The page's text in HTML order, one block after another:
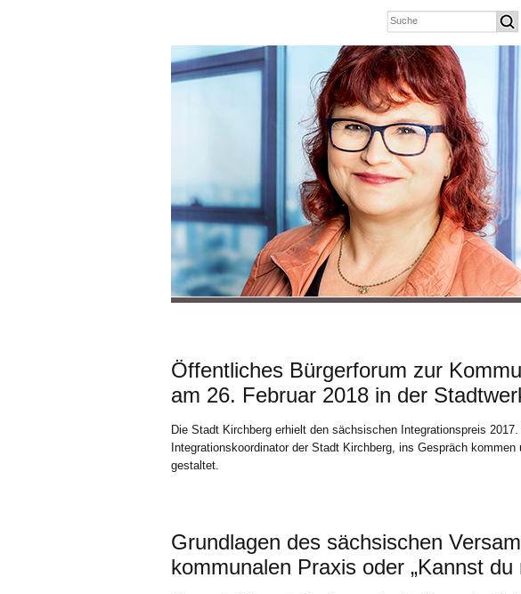
Öffentliches Bürgerforum zur
am 26. Februar 2018 in der
Die Stadt Kirchberg erhielt den sächsischen Integrationspreis
Integrationskoordinator der Stadt Kirchberg, ins Gespräch
gestaltet.
Grundlagen des sächsischen
kommunalen Praxis oder „Kannst du